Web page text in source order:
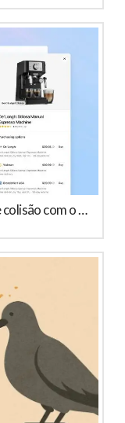
Mais um passo da OpenAI na rota de colisão com o Google